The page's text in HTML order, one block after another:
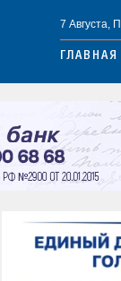
7 Августа,
ГЛАВНАЯ